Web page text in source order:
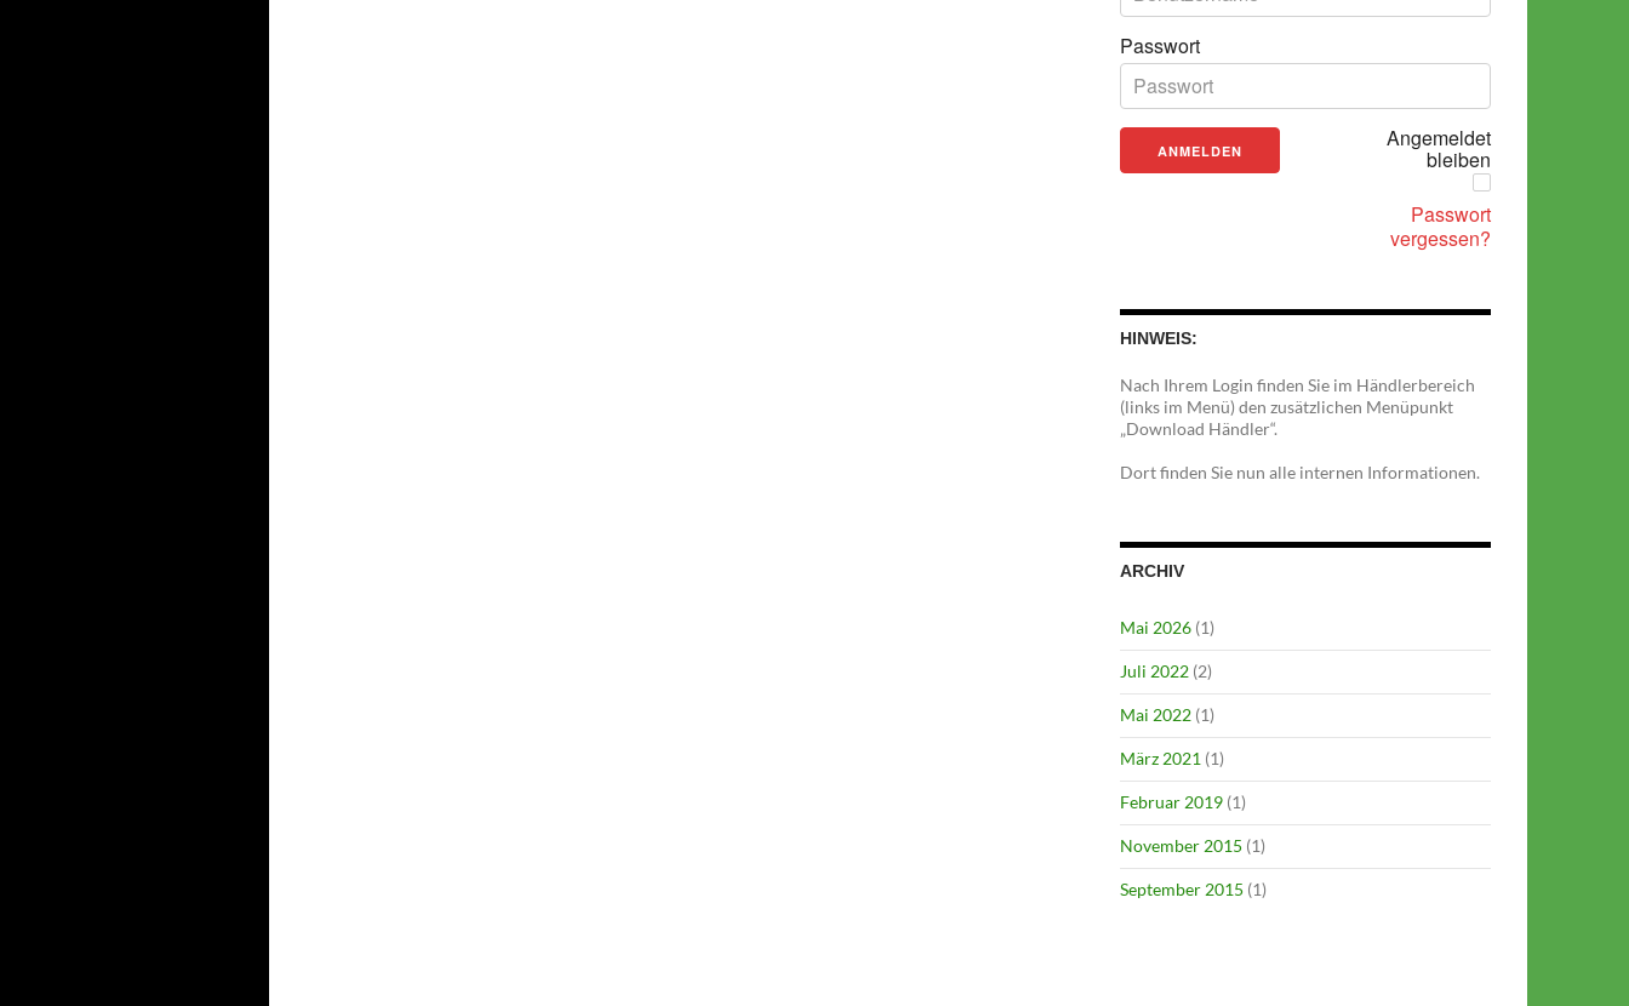
Passwort
Angemeldet
bleiben
Passwort
vergessen?
HINWEIS:
Nach Ihrem Login finden Sie im Händlerbereich
(links im Menü) den zusätzlichen Menüpunkt
„Download Händler“.
Dort finden Sie nun alle internen Informationen.
ARCHIV
Mai 2026 (1)
Juli 2022 (2)
Mai 2022 (1)
März 2021 (1)
Februar 2019 (1)
November 2015 (1)
September 2015 (1)